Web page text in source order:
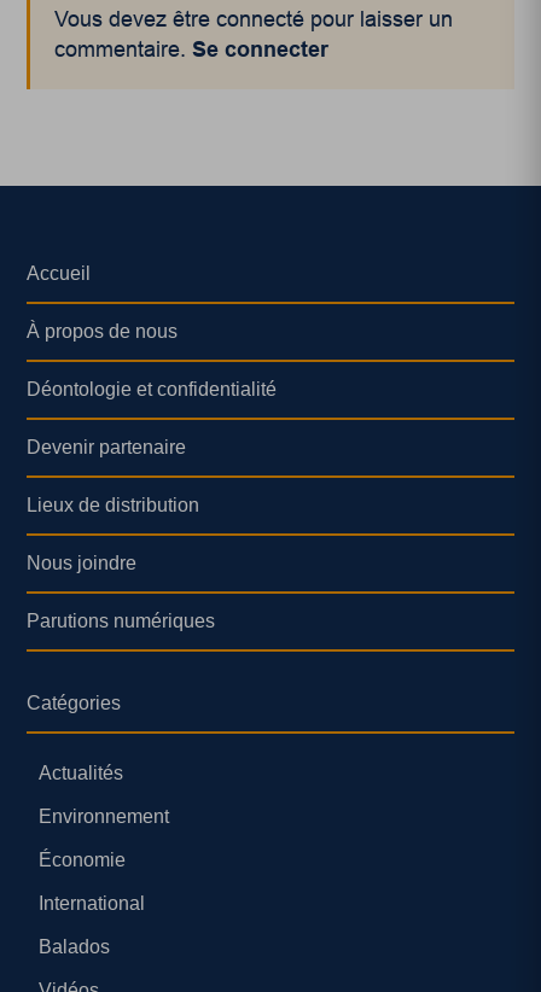
Vous devez être connecté pour laisser un
commentaire.Se connecter
Accueil
À propos de nous
Déontologie et confidentialité
Devenir partenaire
Lieux de distribution
Nous joindre
Parutions numériques
Catégories
Actualités
Environnement
Économie
International
Balados